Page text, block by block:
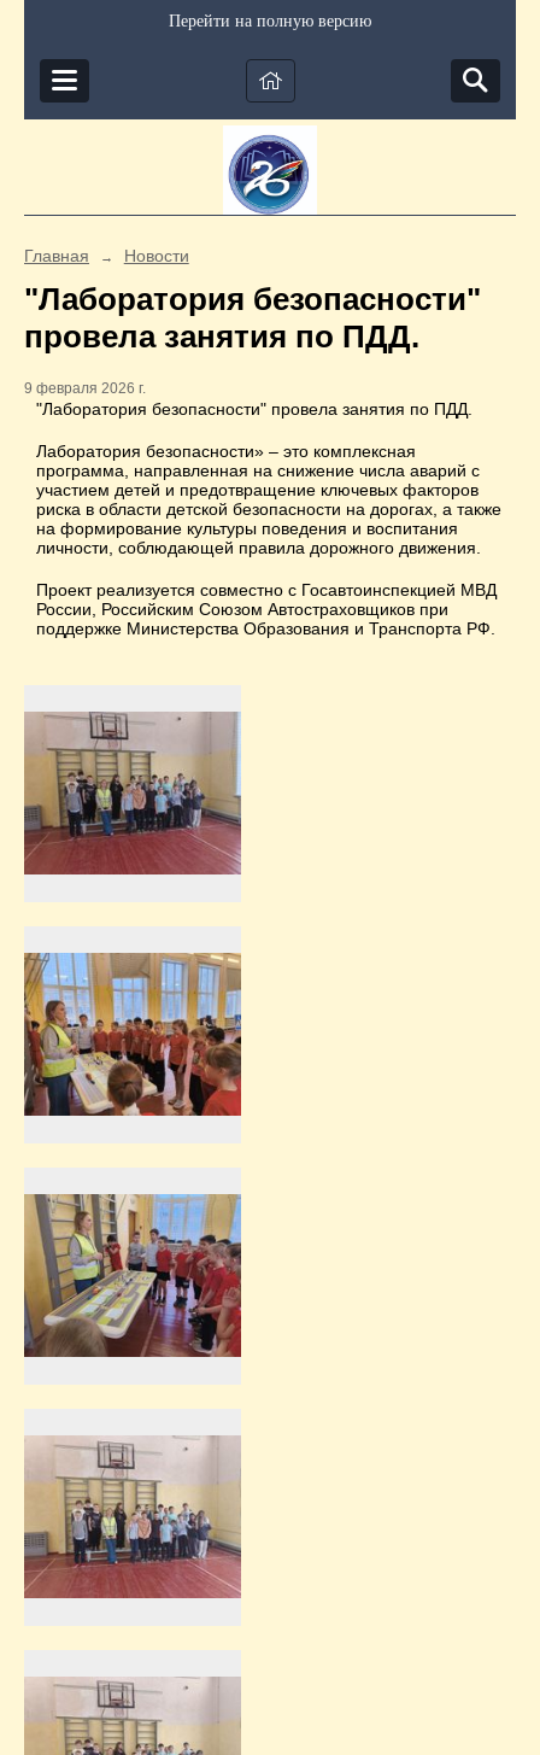
Перейти на полную версию
Главная → Новости
"Лаборатория безопасности"
провела занятия по ПДД.
9 февраля 2026 г.
"Лаборатория безопасности" провела занятия по ПДД.
Лаборатория безопасности» – это комплексная
программа, направленная на снижение числа аварий с
участием детей и предотвращение ключевых факторов
риска в области детской безопасности на дорогах, а также
на формирование культуры поведения и воспитания
личности, соблюдающей правила дорожного движения.
Проект реализуется совместно с Госавтоинспекцией МВД
России, Российским Союзом Автостраховщиков при
поддержке Министерства Образования и Транспорта РФ.